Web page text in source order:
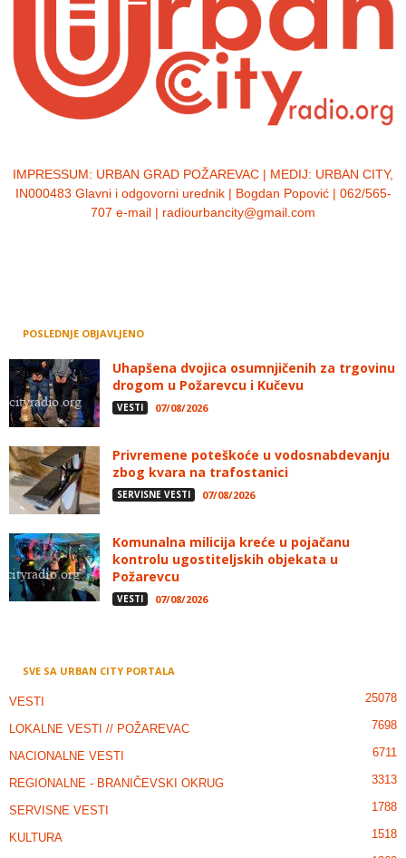
IMPRESSUM: URBAN GRAD POŽAREVAC | MEDIJ: URBAN CITY,
IN000483 Glavni i odgovorni urednik | Bogdan Popović | 062/565-
707 e-mail | radiourbancity@gmail.com
POSLEDNJE OBJAVLJENO
Uhapšena dvojica osumnjičenih za trgovinu
drogom u Požarevcu i Kučevu
VESTI 07/08/2026
Privremene poteškoće u vodosnabdevanju
zbog kvara na trafostanici
SERVISNE VESTI 07/08/2026
Komunalna milicija kreće u pojačanu
kontrolu ugostiteljskih objekata u
Požarevcu
VESTI 07/08/2026
SVE SA URBAN CITY PORTALA
VESTI 25078
LOKALNE VESTI // POŽAREVAC 7698
NACIONALNE VESTI 6711
REGIONALNE - BRANIČEVSKI OKRUG 3313
SERVISNE VESTI 1788
KULTURA 1518